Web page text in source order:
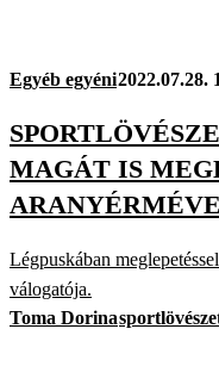
Egyéb egyéni2022.07.28.
MAGÁT IS
Légpuskában
válogatója.
Toma Dorina